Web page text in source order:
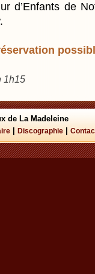
d’Enfants de
1h15
de La Madeleine
Discographie